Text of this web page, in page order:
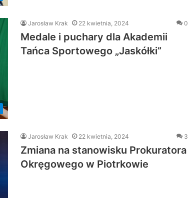
Jarosław Krak 22 kwietnia, 2024 0
Medale i puchary dla Akademii
Tańca Sportowego „Jaskółki”
Jarosław Krak 22 kwietnia, 2024 3
Zmiana na stanowisku Prokuratora
Okręgowego w Piotrkowie